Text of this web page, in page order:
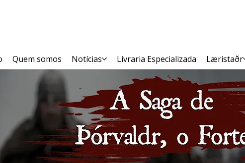
Quem somos Notícias Livraria Especializada Læristaðr